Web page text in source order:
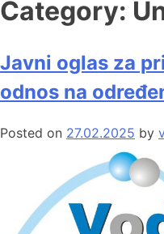
Category:
Javni oglas za
odnos na
Posted on 27.02.2025 by